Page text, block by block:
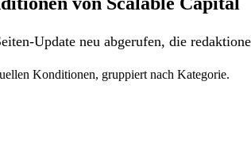
Update neu abgerufen, die
Konditionen, gruppiert nach Kategorie.